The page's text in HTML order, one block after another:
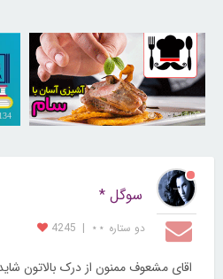
30252749
سوگل *
دو ستاره ⋆⋆ |
4245
اقای مشعوف ممنون از درک بالاتون